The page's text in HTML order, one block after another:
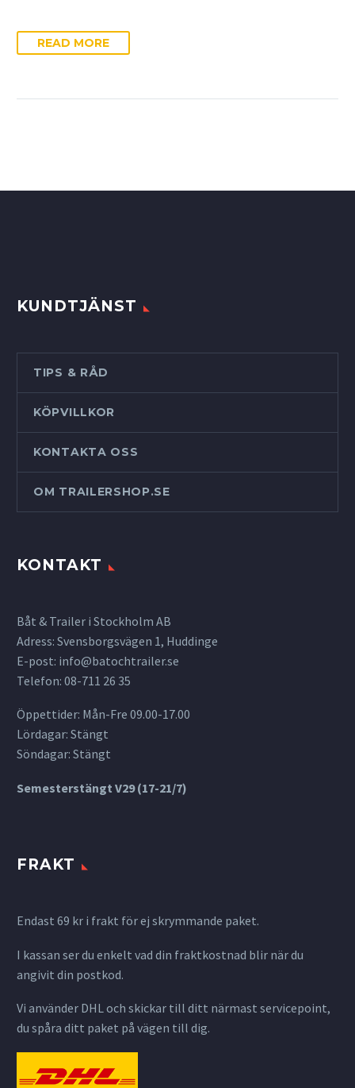
READ MORE
KUNDTJÄNST
TIPS & RÅD
KÖPVILLKOR
KONTAKTA OSS
OM TRAILERSHOP.SE
KONTAKT
Båt & Trailer i Stockholm AB
Adress: Svensborgsvägen 1, Huddinge
E-post: info@batochtrailer.se
Telefon: 08-711 26 35
Öppettider: Mån-Fre 09.00-17.00
Lördagar: Stängt
Söndagar: Stängt
Semesterstängt V29 (17-21/7)
FRAKT
Endast 69 kr i frakt för ej skrymmande paket.
I kassan ser du enkelt vad din fraktkostnad blir när du
angivit din postkod.
Vi använder DHL och skickar till ditt närmast servicepoint,
du spåra ditt paket på vägen till dig.